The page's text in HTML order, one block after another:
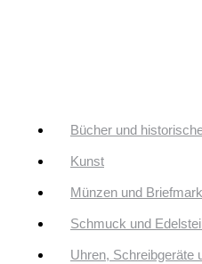
Bücher und
Kunst
Münzen und
Schmuck und
Uhren, Schreibgeräte